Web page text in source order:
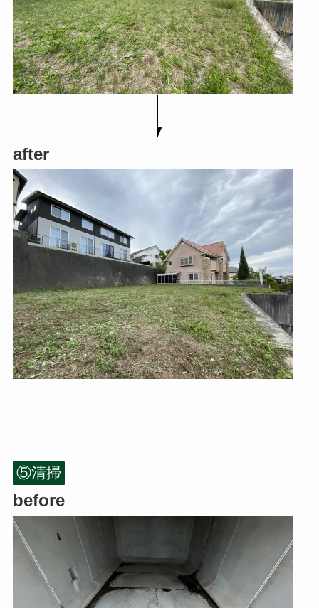
after
⑤清掃
before